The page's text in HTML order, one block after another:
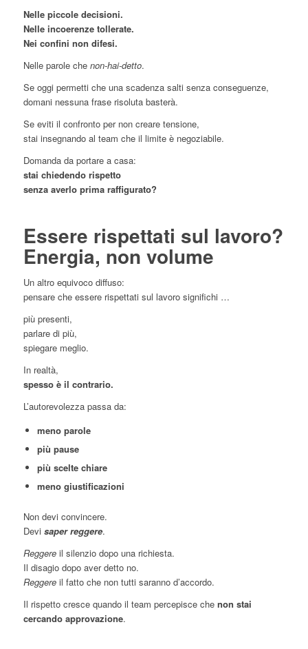
Nelle piccole decisioni.
Nelle incoerenze tollerate.
Nei confini non difesi.
Nelle parole che non-hai-detto.
Se oggi permetti che una scadenza salti senza conseguenze,
domani nessuna frase risoluta basterà.
Se eviti il confronto per non creare tensione,
stai insegnando al team che il limite è negoziabile.
Domanda da portare a casa:
stai chiedendo rispetto
senza averlo prima raffigurato?
Essere rispettati sul lavoro?
Energia, non volume
Un altro equivoco diffuso:
pensare che essere rispettati sul lavoro significhi …
più presenti,
parlare di più,
spiegare meglio.
In realtà,
spesso è il contrario.
L’autorevolezza passa da:
meno parole
più pause
più scelte chiare
meno giustificazioni
Non devi convincere.
Devi saper reggere.
Reggereil silenzio dopo una richiesta.
Il disagio dopo aver detto no.
Reggereil fatto che non tutti saranno d’accordo.
Il rispetto cresce quando il team percepisce che non stai
cercando approvazione.